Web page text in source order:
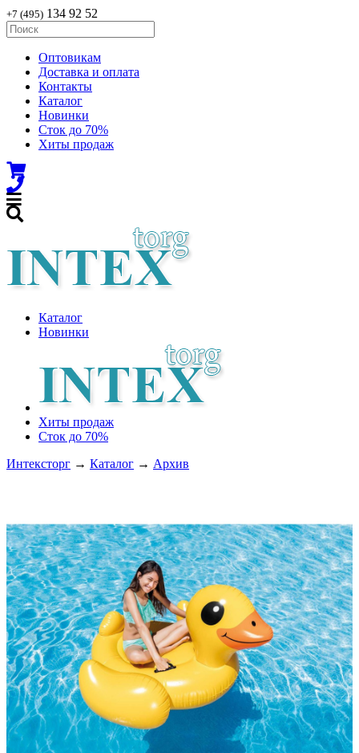
+7 (495) 134 92 52
Оптовикам
Доставка и оплата
Контакты
Каталог
Новинки
Сток до 70%
Хиты продаж
Каталог
Новинки
Хиты продаж
Сток до 70%
Интексторг → Каталог → Архив